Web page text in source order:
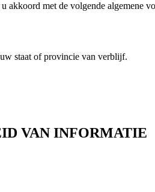
akkoord met de volgende algemene
staat of provincie van verblijf.
VAN INFORMATIE